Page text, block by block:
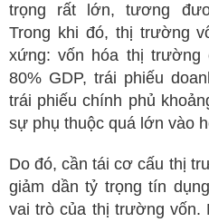
trọng rất lớn, tương
Trong khi đó, thị trường
xứng: vốn hóa thị trường
80% GDP, trái phiếu
trái phiếu chính phủ
sự phụ thuộc quá lớn vào
Do đó, cần tái cơ cấu thị
giảm dần tỷ trọng tín
vai trò của thị trường vốn.